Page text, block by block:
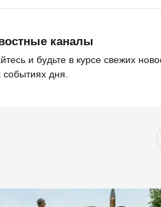
каналы
и будьте в курсе свежих
дня.